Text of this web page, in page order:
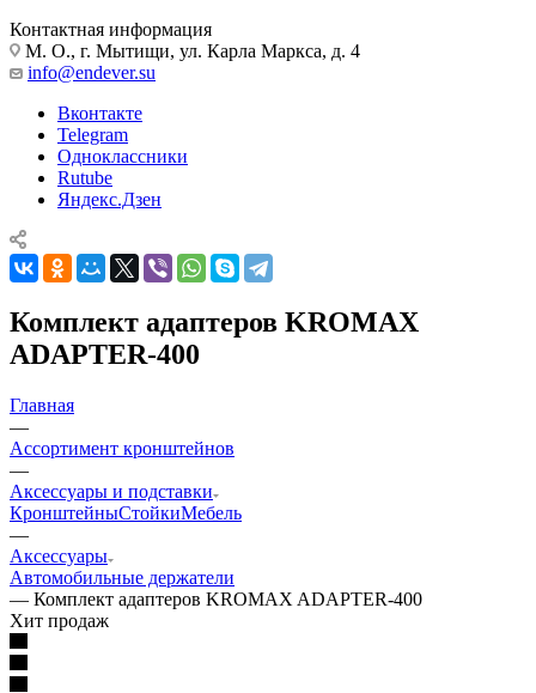
Контактная информация
М. О., г. Мытищи, ул. Карла Маркса, д. 4
info@endever.su
Вконтакте
Telegram
Одноклассники
Rutube
Яндекс.Дзен
Комплект адаптеров KROMAX
ADAPTER-400
Главная
—
Ассортимент кронштейнов
—
Аксессуары и подставки
КронштейныСтойкиМебель
—
Аксессуары
Автомобильные держатели
— Комплект адаптеров KROMAX ADAPTER-400
Хит продаж